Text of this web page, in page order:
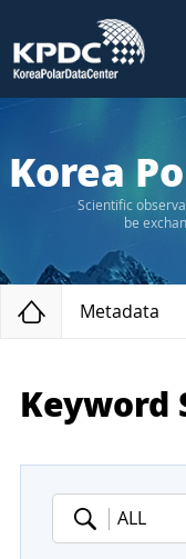
Korea
Scientific
be
Home
Metadata
Keyword
Keyword